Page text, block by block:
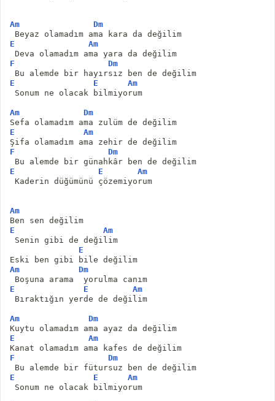
Am
Dm
Beyaz olamadım ama kara da değilim
E
Am
Deva olamadım ama yara da değilim
F
Dm
Bu alemde bir hayırsız ben de değilim
E
E
Am
Sonum ne olacak bilmiyorum
Am
Dm
Sefa olamadım ama zulüm de değilim
E
Am
Şifa olamadım ama zehir de değilim
F
Dm
Bu alemde bir günahkâr ben de değilim
E
E
Am
Kaderin düğümünü çözemiyorum
Am
Ben sen değilim
E
Am
Senin gibi de değilim
E
Eski ben gibi bile değilim
Am
Dm
Boşuna arama  yorulma canım
E
E
Am
Bıraktığın yerde de değilim
Am
Dm
Kuytu olamadım ama ayaz da değilim
E
Am
Kanat olamadım ama kafes de değilim
F
Dm
Bu alemde bir fütursuz ben de değilim
E
E
Am
Sonum ne olacak bilmiyorum